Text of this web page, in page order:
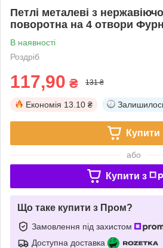
Петлі металеві з
поворотна на 4 отвори
В наявності
Роздріб
117,90 ₴ 131 ₴
Економія 13.10 ₴
Купити
або
Купити з
Що таке купити з Пром?
Замовлення під захистом
Доступна доставка